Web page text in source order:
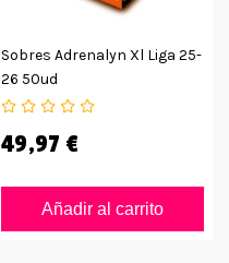
Sobres Adrenalyn Xl Liga 25-
26 50ud
49,97 €
Añadir al carrito